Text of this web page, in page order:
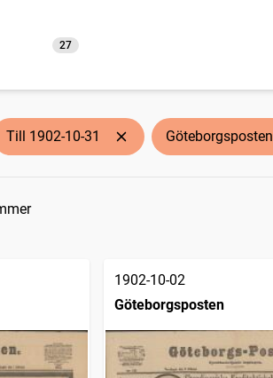
27
Till 1902-10-31 Göteborgsposten
1902-10-02
Göteborgsposten